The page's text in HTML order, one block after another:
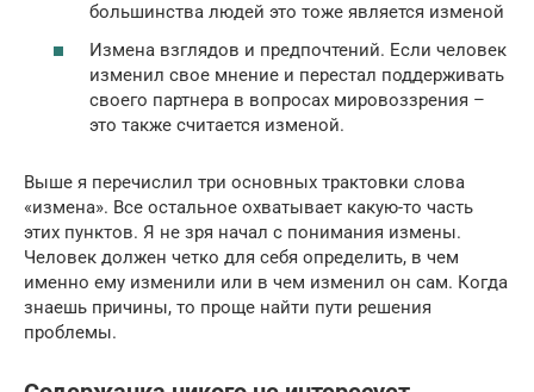
большинства людей это тоже является изменой
Измена взглядов и предпочтений. Если человек
изменил свое мнение и перестал поддерживать
своего партнера в вопросах мировоззрения –
это также считается изменой.
Выше я перечислил три основных трактовки слова
«измена». Все остальное охватывает какую-то часть
этих пунктов. Я не зря начал с понимания измены.
Человек должен четко для себя определить, в чем
именно ему изменили или в чем изменил он сам. Когда
знаешь причины, то проще найти пути решения
проблемы.